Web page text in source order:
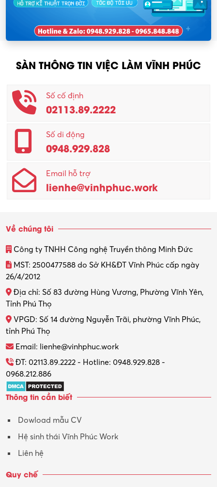
SÀN THÔNG TIN VIỆC LÀM VĨNH PHÚC
Số cố định
02113.89.2222
Số di động
0948.929.828
Email hỗ trợ
lienhe@vinhphuc.work
Về chúng tôi
Công ty TNHH Công nghệ Truyền thông Minh Đức
MST: 2500477588 do Sở KH&ĐT Vĩnh Phúc cấp ngày
26/4/2012
Địa chỉ: Số 83 đường Hùng Vương, Phường Vĩnh Yên,
Tỉnh Phú Thọ
VPGD: Số 14 đường Nguyễn Trãi, phường Vĩnh Phúc,
tỉnh Phú Thọ
Email: lienhe@vinhphuc.work
ĐT: 02113.89.2222 - Hotline: 0948.929.828 -
0968.212.886
Thông tin cần biết
Dowload mẫu CV
Hệ sinh thái Vĩnh Phúc Work
Liên hệ
Quy chế